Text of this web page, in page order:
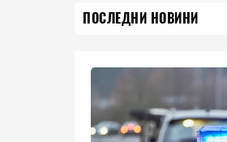
ПОСЛЕДНИ НОВИНИ